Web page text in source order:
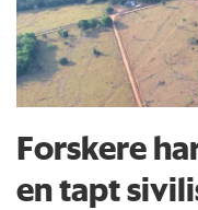
Forskere
en tapt